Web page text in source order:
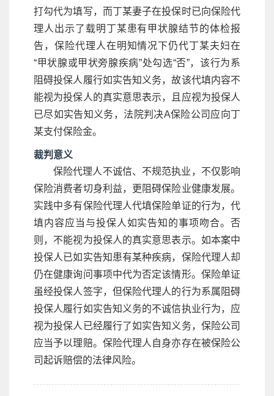
打勾代为填写，而丁某妻子在投保时已向保险代
理人出示了载明丁某患有甲状腺结节的体检报
告，保险代理人在明知情况下仍代丁某夫妇在
“甲状腺或甲状旁腺疾病”处勾选“否”，该行为系
阻碍投保人履行如实告知义务，故该代填内容不
能视为投保人的真实意思表示，且应视为投保人
已尽如实告知义务，法院判决A保险公司应向丁
某支付保险金。
裁判意义
保险代理人不诚信、不规范执业，不仅影响
保险消费者切身利益，更阻碍保险业健康发展。
实践中多有保险代理人代填保险单证的行为，代
填内容应当与投保人如实告知的事项吻合。否
则，不能视为投保人的真实意思表示。如本案中
投保人已如实告知患有某种疾病，保险代理人却
仍在健康询问事项中代为否定该情形。保险单证
虽经投保人签字，但保险代理人的行为系属阻碍
投保人履行如实告知义务的不诚信执业行为，应
视为投保人已经履行了如实告知义务，保险公司
应当予以理赔。保险代理人自身亦存在被保险公
司起诉赔偿的法律风险。